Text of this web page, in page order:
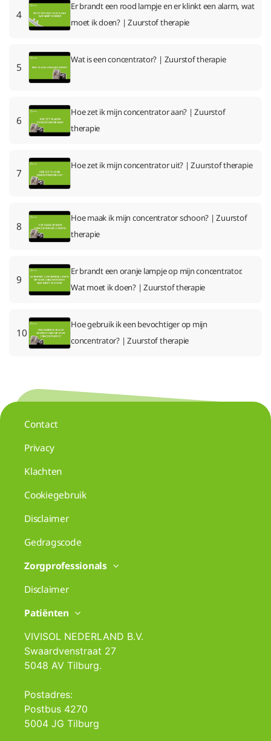
4
Er brandt een rood lampje en er klinkt een alarm, wat
moet ik doen? | Zuurstof therapie
5
Wat is een concentrator? | Zuurstof therapie
6
Hoe zet ik mijn concentrator aan? | Zuurstof
therapie
7
Hoe zet ik mijn concentrator uit? | Zuurstof therapie
8
Hoe maak ik mijn concentrator schoon? | Zuurstof
therapie
9
Er brandt een oranje lampje op mijn concentrator.
Wat moet ik doen? | Zuurstof therapie
10
Hoe gebruik ik een bevochtiger op mijn
concentrator? | Zuurstof therapie
Contact
Privacy
Klachten
Cookiegebruik
Disclaimer
Gedragscode
Zorgprofessionals
Disclaimer
Patiënten
VIVISOL NEDERLAND B.V.
Swaardvenstraat 27
5048 AV Tilburg.
Postadres:
Postbus 4270
5004 JG Tilburg